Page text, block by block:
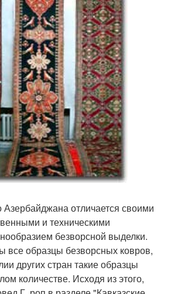
Азербайджана отличается своими
и техническими
безворсной выделки.
все образцы безворсных ковров,
других стран такие образцы
количестве. Исходя из этого,